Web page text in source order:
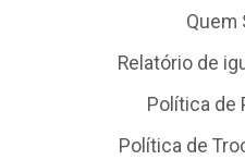
Quem
Relatório de
Política de
Política de